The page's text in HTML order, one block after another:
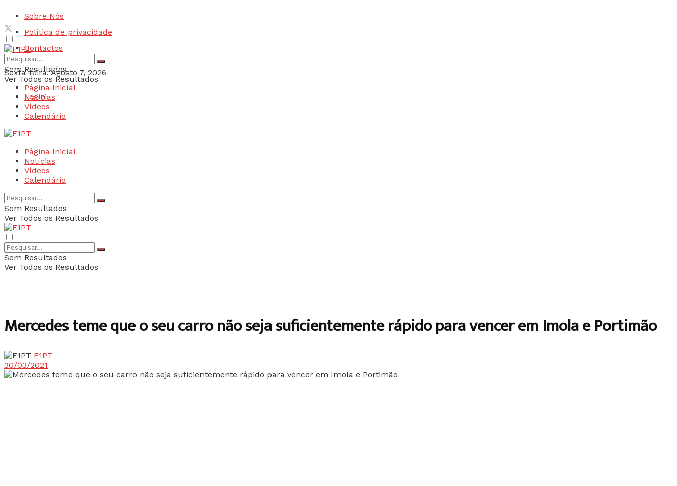
Sobre Nós
Política de privacidade
Contactos
Sexta-feira, Agosto 7, 2026
Login
Sem Resultados
Ver Todos os Resultados
Página Inicial
Notícias
Vídeos
Calendário
Página Inicial
Notícias
Vídeos
Calendário
Sem Resultados
Ver Todos os Resultados
Sem Resultados
Ver Todos os Resultados
Mercedes teme que o seu carro não seja suficientemente rápido para vencer em Imola e Portimão
F1PT
30/03/2021